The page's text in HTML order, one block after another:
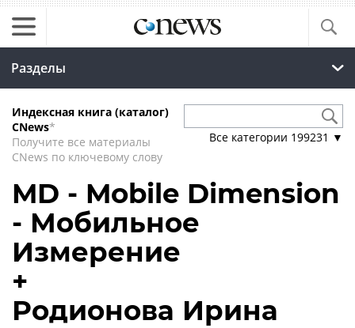
Разделы
Индексная книга (каталог)
CNews*
Получите все материалы
CNews по ключевому слову
Все категории 199231 ▼
MD - Mobile Dimension
- Мобильное
Измерение
+
Родионова Ирина